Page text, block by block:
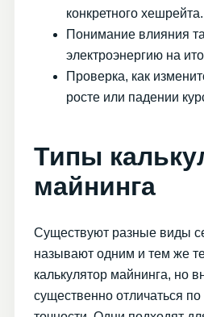
конкретного хешрейта.
Понимание влияния
электроэнергию на
Проверка, как
росте или падении
Типы
майнинга
Существуют разные виды
называют одним и тем же
калькулятор майнинга, но
существенно отличаться